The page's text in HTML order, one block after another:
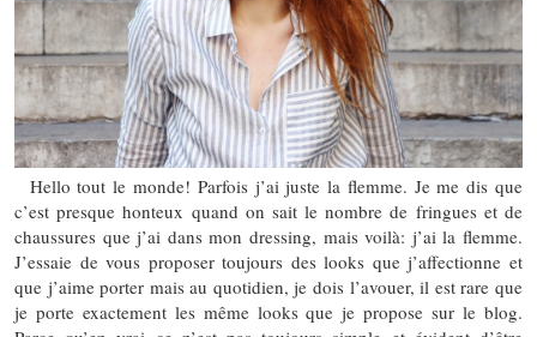
Hello tout le monde! Parfois j’ai juste la flemme. Je me dis que
c’est presque honteux quand on sait le nombre de fringues et de
chaussures que j’ai dans mon dressing, mais voilà: j’ai la flemme.
J’essaie de vous proposer toujours des looks que j’affectionne et
que j’aime porter mais au quotidien, je dois l’avouer, il est rare que
je porte exactement les même looks que je propose sur le blog.